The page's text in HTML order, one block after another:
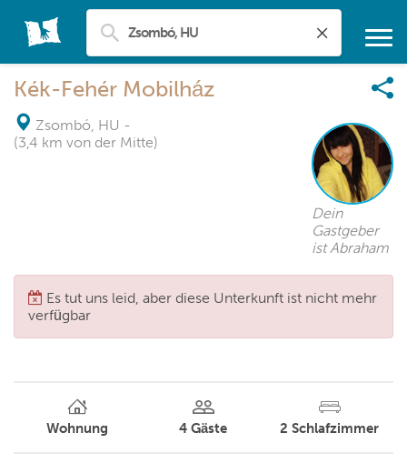
Kék-Fehér Mobilház
Zsombó, HU -
(3,4 km von der Mitte)
Dein
Gastgeber
ist Abraham
Es tut uns leid, aber diese Unterkunft ist nicht mehr
verfügbar
Wohnung 4 Gäste 2 Schlafzimmer